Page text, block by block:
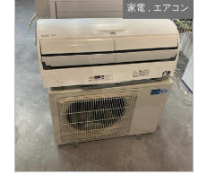
家電, エアコン